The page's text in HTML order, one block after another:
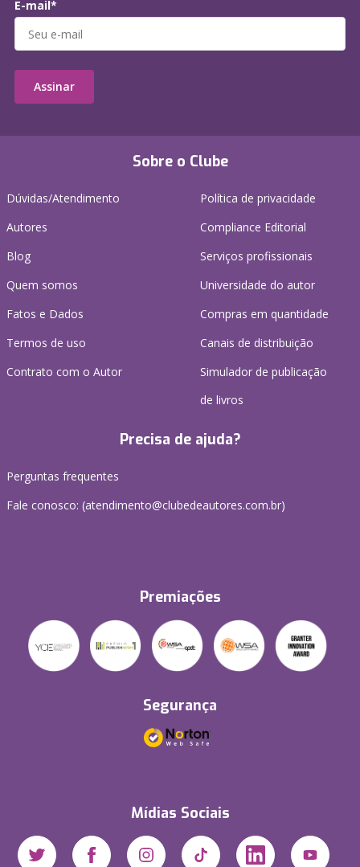
Sobre o Clube
Dúvidas/Atendimento
Autores
Blog
Quem somos
Fatos e Dados
Termos de uso
Contrato com o Autor
Política de privacidade
Compliance Editorial
Serviços profissionais
Universidade do autor
Compras em quantidade
Canais de distribuição
Simulador de publicação
de livros
Precisa de ajuda?
Perguntas frequentes
Fale conosco: (atendimento@clubedeautores.com.br)
Premiações
Segurança
Mídias Sociais
E-mail*
Assinar